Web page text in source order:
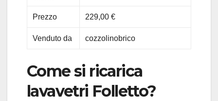
Prezzo 229,00 €
Venduto da cozzolinobrico
Come si ricarica
lavavetri Folletto?